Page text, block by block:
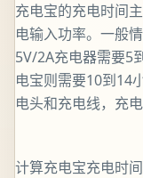
充电宝的充电时间
电输入功率。一般
5V/2A充电器需要5
电宝则需要10到14
电头和充电线，充
计算充电宝充电时